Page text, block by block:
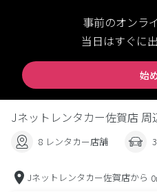
事前のオンラ
当日はすぐに
始
Jネットレンタカー佐賀店 周
8 レンタカー店舗
Jネットレンタカー佐賀店から